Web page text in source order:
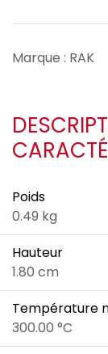
Marque : RAK
Poids
0.49 kg
Hauteur
1.80 cm
Température
300.00 °C